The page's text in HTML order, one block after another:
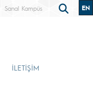
Sanal Kampüs EN
İLETİŞİM